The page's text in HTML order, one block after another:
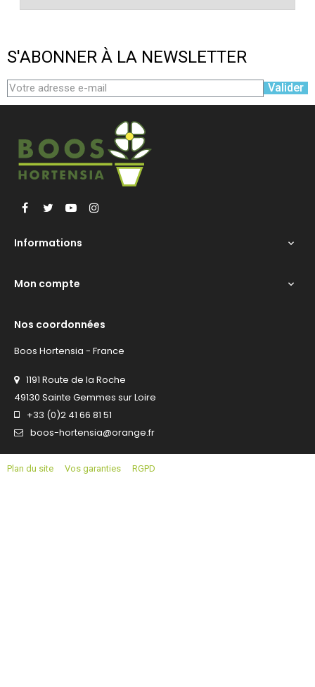
S'ABONNER À LA NEWSLETTER
Valider
Facebook
Twitter YouTube
Informations 
Mon compte 
Nos coordonnées
Boos Hortensia - France
1191 Route de la Roche
49130 Sainte Gemmes sur Loire
+33 (0)2 41 66 81 51
boos-hortensia@orange.fr
Plan du site Vos garanties RGPD